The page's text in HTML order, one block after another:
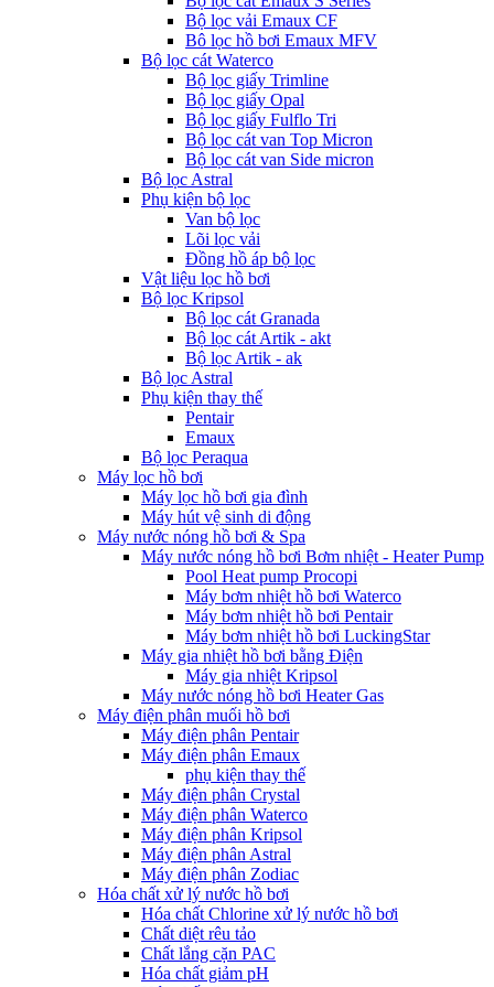
Bộ lọc vải Emaux CF
Bô lọc hồ bơi Emaux MFV
Bộ lọc cát Waterco
Bộ lọc giấy Trimline
Bộ lọc giấy Opal
Bộ lọc giấy Fulflo Tri
Bộ lọc cát van Top Micron
Bộ lọc cát van Side micron
Bộ lọc Astral
Phụ kiện bộ lọc
Van bộ lọc
Lõi lọc vải
Đồng hồ áp bộ lọc
Vật liệu lọc hồ bơi
Bộ lọc Kripsol
Bộ lọc cát Granada
Bộ lọc cát Artik - akt
Bộ lọc Artik - ak
Bộ lọc Astral
Phụ kiện thay thế
Pentair
Emaux
Bộ lọc Peraqua
Máy lọc hồ bơi
Máy lọc hồ bơi gia đình
Máy hút vệ sinh di động
Máy nước nóng hồ bơi & Spa
Máy nước nóng hồ bơi Bơm nhiệt - Heater Pump
Pool Heat pump Procopi
Máy bơm nhiệt hồ bơi Waterco
Máy bơm nhiệt hồ bơi Pentair
Máy bơm nhiệt hồ bơi LuckingStar
Máy gia nhiệt hồ bơi bằng Điện
Máy gia nhiệt Kripsol
Máy nước nóng hồ bơi Heater Gas
Máy điện phân muối hồ bơi
Máy điện phân Pentair
Máy điện phân Emaux
phụ kiện thay thế
Máy điện phân Crystal
Máy điện phân Waterco
Máy điện phân Kripsol
Máy điện phân Astral
Máy điện phân Zodiac
Hóa chất xử lý nước hồ bơi
Hóa chất Chlorine xử lý nước hồ bơi
Chất diệt rêu tảo
Chất lắng cặn PAC
Hóa chất giảm pH